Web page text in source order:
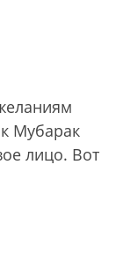
Мубарак
лицо. Вот